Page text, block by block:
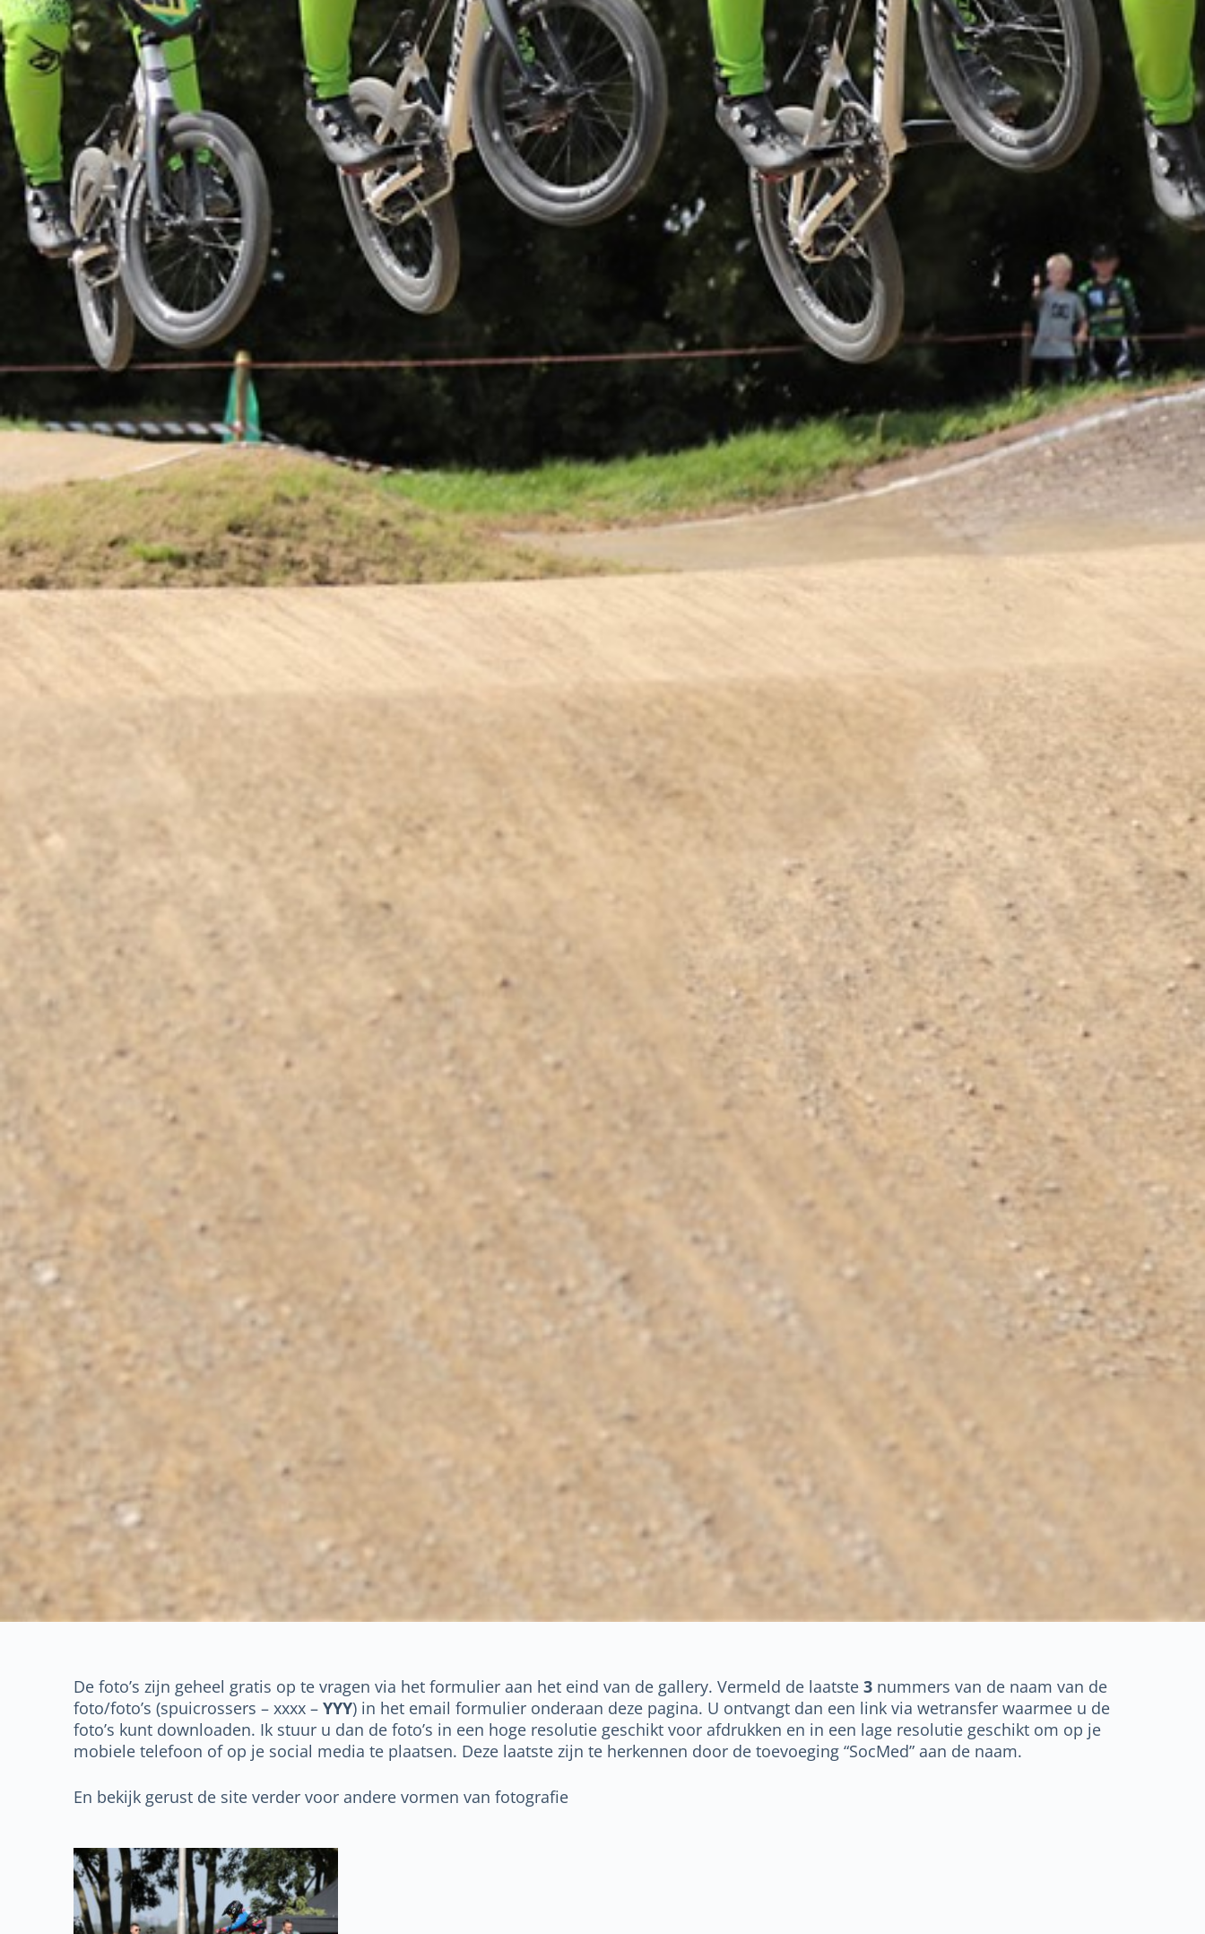
De foto’s zijn geheel gratis op te vragen via het formulier aan het eind van de gallery. Vermeld de laatste 3 nummers van de naam van de
foto/foto’s (spuicrossers – xxxx – YYY) in het email formulier onderaan deze pagina. U ontvangt dan een link via wetransfer waarmee u de
foto’s kunt downloaden. Ik stuur u dan de foto’s in een hoge resolutie geschikt voor afdrukken en in een lage resolutie geschikt om op je
mobiele telefoon of op je social media te plaatsen. Deze laatste zijn te herkennen door de toevoeging “SocMed” aan de naam.
En bekijk gerust de site verder voor andere vormen van fotografie